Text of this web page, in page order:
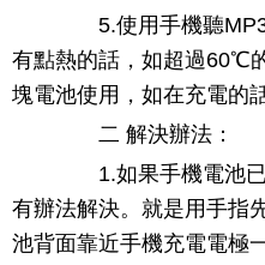
5.使用手機聽MP3
有點熱的話，如超過60℃
塊電池使用，如在充電的
二 解決辦法：
1.如果手機電池已
有辦法解決。就是用手指
池背面靠近手機充電電極